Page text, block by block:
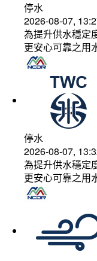
停水
2026-08-07,
為提升供水穩定
更安心可靠之用
停水
2026-08-07,
為提升供水穩定
更安心可靠之用